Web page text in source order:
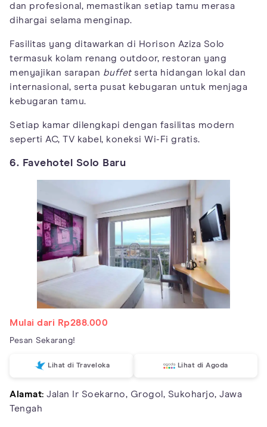
dan profesional, memastikan setiap tamu merasa
dihargai selama menginap.
Fasilitas yang ditawarkan di Horison Aziza Solo
termasuk kolam renang outdoor, restoran yang
menyajikan sarapan buffetserta hidangan lokal dan
internasional, serta pusat kebugaran untuk menjaga
kebugaran tamu.
Setiap kamar dilengkapi dengan fasilitas modern
seperti AC, TV kabel, koneksi Wi-Fi gratis.
6. Favehotel Solo Baru
Mulai dari Rp288.000
Pesan Sekarang!
Lihat di Traveloka Lihat di Agoda
Alamat: Jalan Ir Soekarno, Grogol, Sukoharjo, Jawa
Tengah